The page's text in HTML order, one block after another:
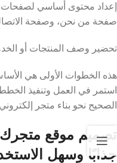
إعداد محتوى أساسي لصفحات
صفحة من نحن، وصفحة
تحضير وصف المنتجات أو
هذه الخطوات الأولى هي
استمر في العمل وتنفيذ
الصحيح نحو بناء متجر
تصميم موقع
جذابًا وسهل